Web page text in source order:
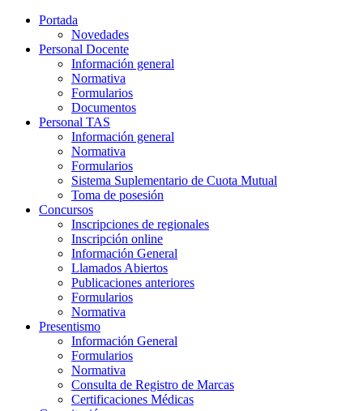
Portada
Novedades
Personal Docente
Información general
Normativa
Formularios
Documentos
Personal TAS
Información general
Normativa
Formularios
Sistema Suplementario de Cuota Mutual
Toma de posesión
Concursos
Inscripciones de regionales
Inscripción online
Información General
Llamados Abiertos
Publicaciones anteriores
Formularios
Normativa
Presentismo
Información General
Formularios
Normativa
Consulta de Registro de Marcas
Certificaciones Médicas